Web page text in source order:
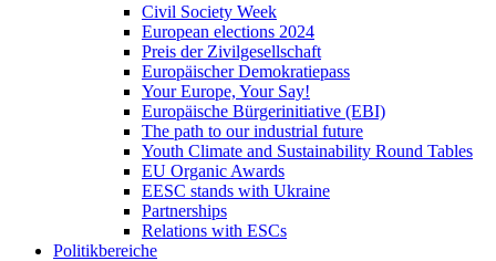
Civil Society Week
European elections 2024
Preis der Zivilgesellschaft
Europäischer Demokratiepass
Your Europe, Your Say!
Europäische Bürgerinitiative (EBI)
The path to our industrial future
Youth Climate and Sustainability Round Tables
EU Organic Awards
EESC stands with Ukraine
Partnerships
Relations with ESCs
Politikbereiche